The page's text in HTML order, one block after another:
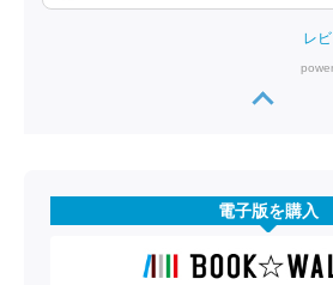
レ
電子版を購入